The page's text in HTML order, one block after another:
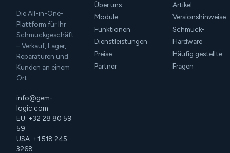
Die All-in-One-
Plattform für Ihr
Schmuckgeschäft
– Verkauf, Lager,
Reparaturen und
Kunden an einem
Ort.
info@gem-
logic.com
EU: +32 28 80 59
59
USA: +1 518 245
3268
Über uns
Module
Funktionen
Dienstleistungen
Preise
Partner
Artikel
Versionshinweise
Schmuck-
Hardware
Häufig gestellte
Fragen